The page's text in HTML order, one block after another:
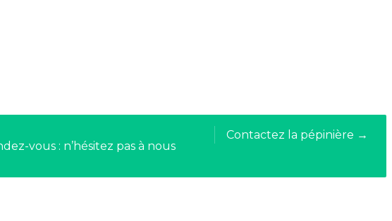
Contactez la pépinière →
vous : n’hésitez pas à nous